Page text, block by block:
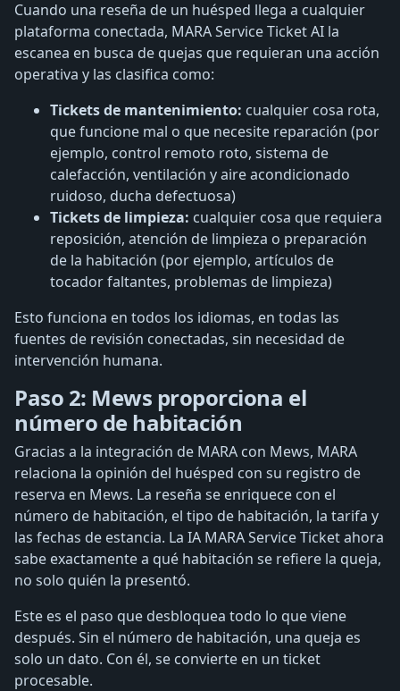
Cuando una reseña de un huésped llega a cualquier
plataforma conectada, MARA Service Ticket AI la
escanea en busca de quejas que requieran una acción
operativa y las clasifica como:
Tickets de mantenimiento: cualquier cosa rota,
que funcione mal o que necesite reparación (por
ejemplo, control remoto roto, sistema de
calefacción, ventilación y aire acondicionado
ruidoso, ducha defectuosa)
Tickets de limpieza: cualquier cosa que requiera
reposición, atención de limpieza o preparación
de la habitación (por ejemplo, artículos de
tocador faltantes, problemas de limpieza)
Esto funciona en todos los idiomas, en todas las
fuentes de revisión conectadas, sin necesidad de
intervención humana.
Paso 2: Mews proporciona el
número de habitación
Gracias a la integración de MARA con Mews, MARA
relaciona la opinión del huésped con su registro de
reserva en Mews. La reseña se enriquece con el
número de habitación, el tipo de habitación, la tarifa y
las fechas de estancia. La IA MARA Service Ticket ahora
sabe exactamente a qué habitación se refiere la queja,
no solo quién la presentó.
Este es el paso que desbloquea todo lo que viene
después. Sin el número de habitación, una queja es
solo un dato. Con él, se convierte en un ticket
procesable.